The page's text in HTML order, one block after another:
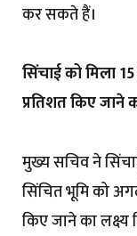
कर सकते हैं।
सिंचाई को मिला
प्रतिशत किए जाने
मुख्य सचिव ने
सिंचित भूमि को
किए जाने का लक्ष्य